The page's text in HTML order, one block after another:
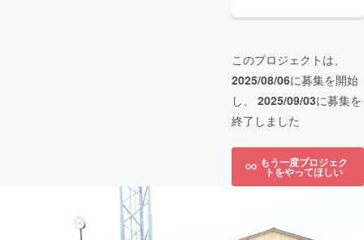
このプロジェクトは、
2025/08/06に募集を開始
し、 2025/09/03に募集を
終了しました
もう一度プロジェク
トをやってほしい